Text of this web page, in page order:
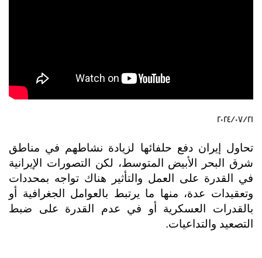
٢١‏/٠٧‏/٢٠٢٤
تحاول إيران دفع حلفائها لزيادة نشاطهم في مناطق
شرق البحر الأبيض المتوسط، لكن التصورات الإيرانية
في القدرة على العمل والتأثير هناك تواجه بمحددات
وتعقيدات عدة، منها ما يرتبط بالعوامل الجغرافية أو
بالقدرات العسكرية أو في عدم القدرة على ضبط
التصعيد والتداعيات.